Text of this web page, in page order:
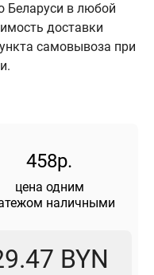
Беларуси в любой
доставки
самовывоза при
458р.
цена одним
наличными
BYN